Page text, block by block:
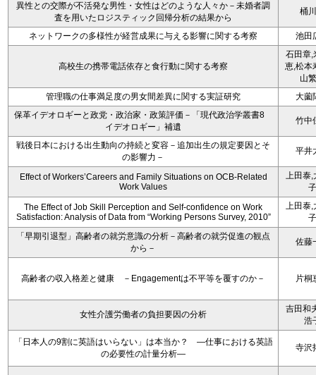
異性との交際が不活発な男性・女性はどのような人々か－未婚者調
査を用いたロジスティック回帰分析の結果から
桶
ネットワークの多様性が経営成果に与える影響に関する考察 池田
高校生の携帯電話依存と食行動に関する考察
石田章,
恵,松本
山
管理職の仕事満足度の男女間差異に関する実証研究
大薗
保革イデオロギーと政党・政治家・政策評価－「現代政治学叢書8
イデオロギー」補遺
竹中
戦後日本における出生動向の持続と変容－追加出生の規定要因とそ
の影響力－
平井
Effect of Workers’Careers and Family Situations on OCB-Related
Work Values
上田泰,
子
The Effect of Job Skill Perception and Self-confidence on Work
Satisfaction: Analysis of Data from “Working Persons Survey, 2010”
上田泰,
子
「早期引退型」高齢者の就労意識の分析－高齢者の就労促進の観点
から－
佐藤
高齢者の収入格差と健康 －Engagementは不平等を覆すのか－ 片桐
女性介護労働者の負担要因の分析
吉田和
浩
「日本人の9割に英語はいらない」は本当か？ ―仕事における英語
の必要性の計量分析―
寺沢